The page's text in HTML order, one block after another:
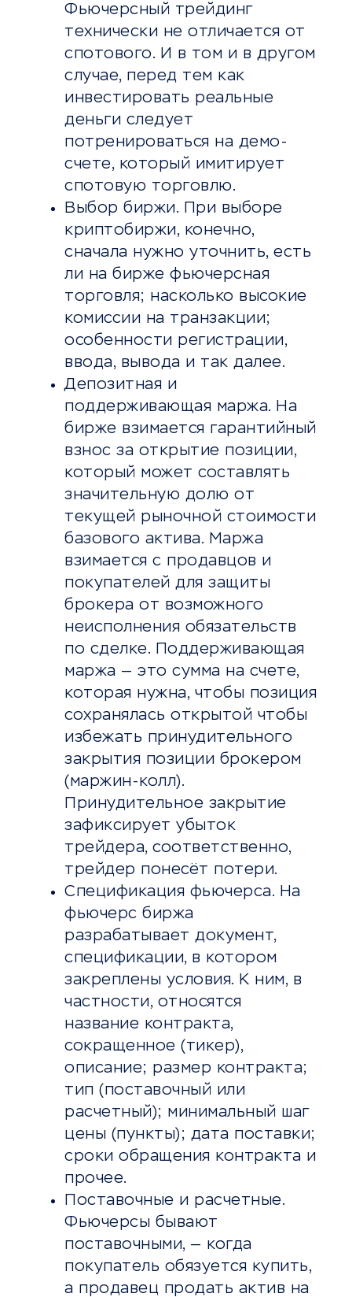
Фьючерсный трейдинг
технически не отличается от
спотового. И в том и в другом
случае, перед тем как
инвестировать реальные
деньги следует
потренироваться на демо-
счете, который имитирует
спотовую торговлю.
Выбор биржи. При выборе
криптобиржи, конечно,
сначала нужно уточнить, есть
ли на бирже фьючерсная
торговля; насколько высокие
комиссии на транзакции;
особенности регистрации,
ввода, вывода и так далее.
Депозитная и
поддерживающая маржа. На
бирже взимается гарантийный
взнос за открытие позиции,
который может составлять
значительную долю от
текущей рыночной стоимости
базового актива. Маржа
взимается с продавцов и
покупателей для защиты
брокера от возможного
неисполнения обязательств
по сделке. Поддерживающая
маржа — это сумма на счете,
которая нужна, чтобы позиция
сохранялась открытой чтобы
избежать принудительного
закрытия позиции брокером
(маржин-колл).
Принудительное закрытие
зафиксирует убыток
трейдера, соответственно,
трейдер понесёт потери.
Спецификация фьючерса. На
фьючерс биржа
разрабатывает документ,
спецификации, в котором
закреплены условия. К ним, в
частности, относятся
название контракта,
сокращенное (тикер),
описание; размер контракта;
тип (поставочный или
расчетный); минимальный шаг
цены (пункты); дата поставки;
сроки обращения контракта и
прочее.
Поставочные и расчетные.
Фьючерсы бывают
поставочными, — когда
покупатель обязуется купить,
а продавец продать актив на